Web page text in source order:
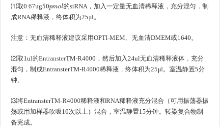
⑴取0.67ug50 l的siRNA，加入一定量无血清稀释液，充分混匀，制
成RNA稀释液，终体积为25μl。
注意：无血清稀释液建议采用OPTI-MEM、无血清DMEM或1640。
⑵取1ul的EntransterTM-R4000，然后加入24ul无血清稀释液体，充分
混匀，制成EntransterTM-R4000稀释液，终体积为25μl。室温静置5分
钟。
⑶将EntransterTM-R4000稀释液和RNA稀释液充分混合（可用振荡器振
荡或用加样器吹吸10次以上）混合，室温静置15分钟。转染复合物制
备完成。